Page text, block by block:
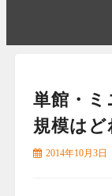
単館・ミ
規模はど
2014年10月3日